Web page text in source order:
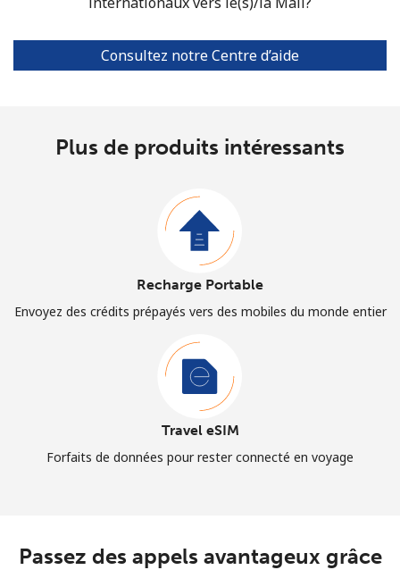
Consultez notre Centre d’aide
Plus de produits intéressants
Recharge Portable
Envoyez des crédits prépayés vers des mobiles du monde entier
Travel eSIM
Forfaits de données pour rester connecté en voyage
Passez des appels avantageux grâce